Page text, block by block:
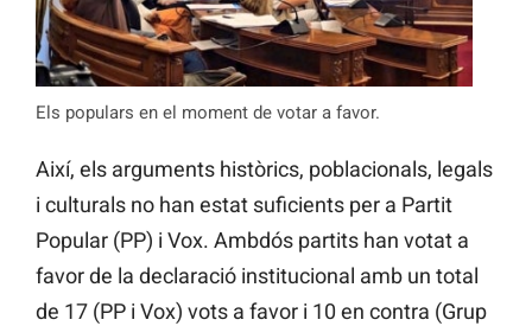
Els populars en el moment de votar a favor.
Així, els arguments històrics, poblacionals, legals
i culturals no han estat suficients per a Partit
Popular (PP) i Vox. Ambdós partits han votat a
favor de la declaració institucional amb un total
de 17 (PP i Vox) vots a favor i 10 en contra (Grup